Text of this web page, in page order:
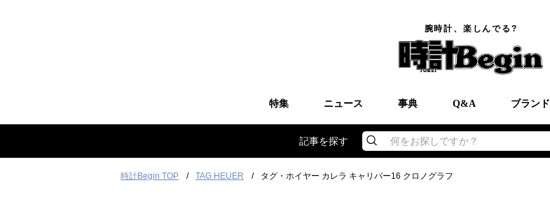
腕時計、楽しんでる?
特集 ニュース 事典 Q&A ブランド
記事を探す 何をお探しですか？
時計Begin TOP TAG HEUER タグ・ホイヤー カレラ キャリバー16 クロノグラフ